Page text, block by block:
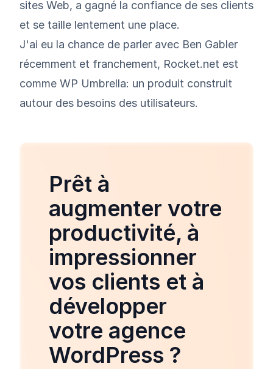
sites Web, a gagné la confiance de ses clients
et se taille lentement une place.
J'ai eu la chance de parler avec Ben Gabler
récemment et franchement, Rocket.net est
comme WP Umbrella: un produit construit
autour des besoins des utilisateurs.
Prêt à
augmenter votre
productivité, à
impressionner
vos clients et à
développer
votre agence
WordPress ?